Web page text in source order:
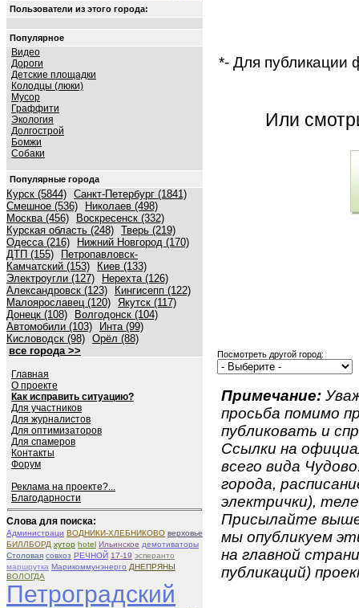
Пользователи из этого города:
Популярное
Видео
Дороги
Детские площадки
Колодцы (люки)
Мусор
Граффити
Экология
Долгострой
Бомжи
Собаки
Популярные города
Курск (5844) Санкт-Петербург (1841)
Смешное (536)
Николаев (498)
Москва (456)
Воскресенск (332)
Курская область (248) Тверь (219)
Одесса (216)
Нижний Новгород (170)
ДТП (155)
Петропавловск-
Камчатский (153)
Киев (133)
Электроугли (127)
Нерехта (126)
Александровск (123)
Кингисепп (122)
Малоярославец (120) Якутск (117)
Донецк (108)
Волгодонск (104)
Автомобили (103)
Инта (99)
Кисловодск (98) Орёл (88)
все города >>
Главная
О проекте
Как исправить ситуацию?
Для участников
Для журналистов
Для оптимизаторов
Для спамеров
Контакты
Форум
Реклама на проекте?...
Благодарности
Слова для поиска:
Администраци ВОДНИКИ-ХЛЕБНИКОВО верховье
БИЛЛБОРД хутор hotel Ильинское демотиваторы
Столовая совхоз РЕЧНОЙ 17-19 эсперанто
маршрутка Марикоммунэнерго ДНЕПРЯНЫ
ВОЛОГДА
Петроградский
*- Для публикации
Или
Посмотреть другой город:
Примечание:
просьба помимо
публиковать и
Ссылки на
всего вида
города,
электрички),
Присылайте
мы опубликуем
на главной
публикаций)